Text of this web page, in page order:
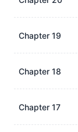
Chapter 19
Chapter 18
Chapter 17